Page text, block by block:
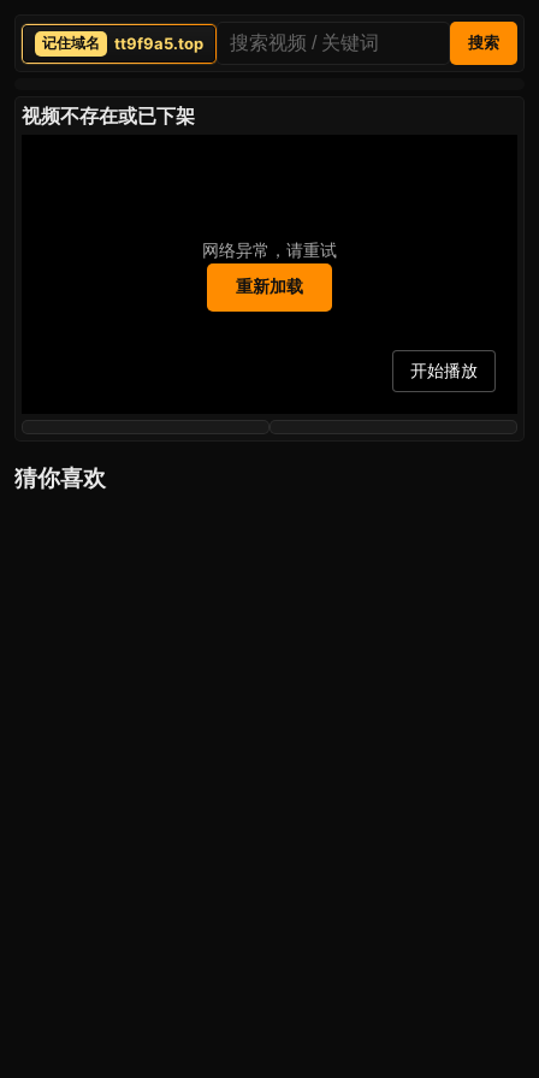
tt9f9a5.top 搜索
视频不存在或已下架
网络异常，请重试
重新加载
开始播放
猜你喜欢